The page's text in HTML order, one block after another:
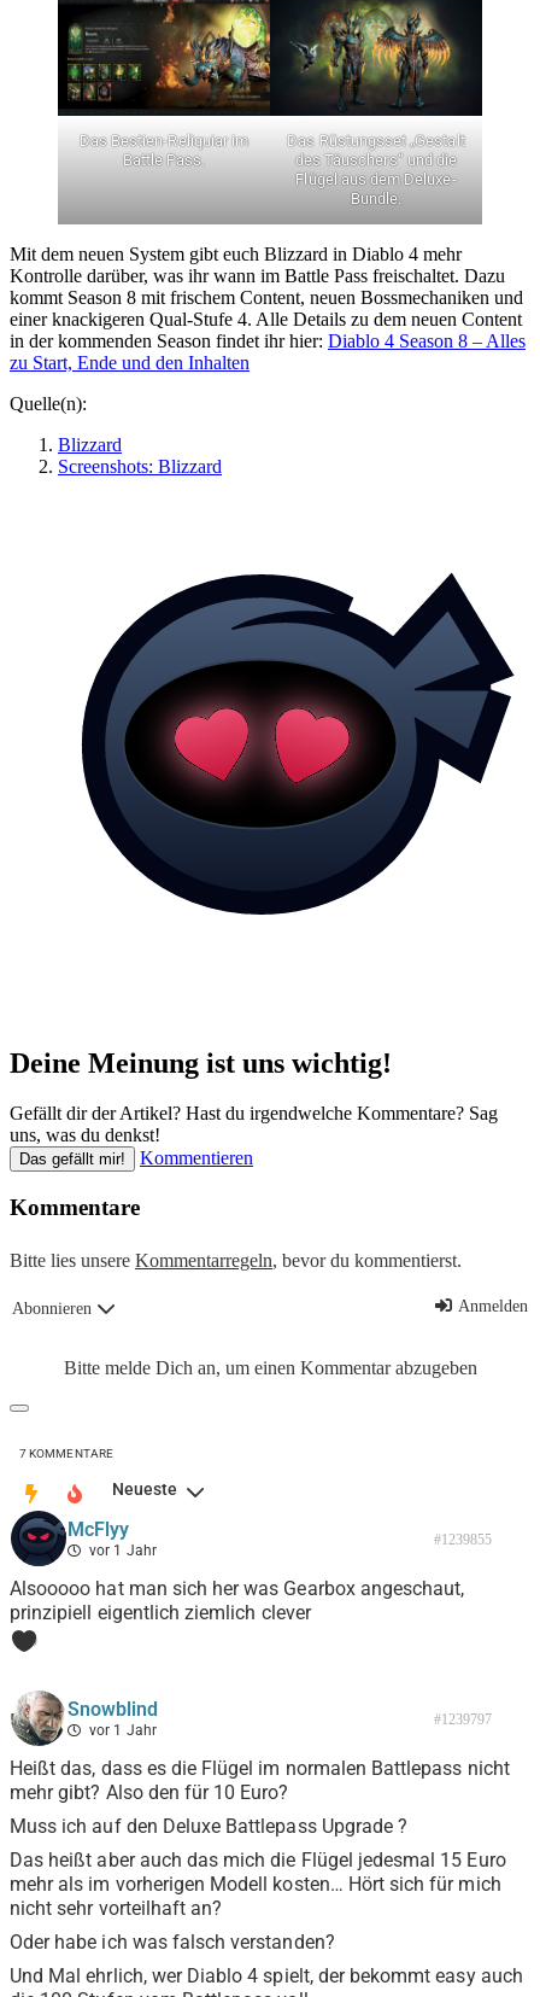
Das Bestien-Reliquiar im
Battle Pass.
Das Rüstungsset „Gestalt
des Täuschers“ und die
Flügel aus dem Deluxe-
Bundle.
Mit dem neuen System gibt euch Blizzard in Diablo 4 mehr
Kontrolle darüber, was ihr wann im Battle Pass freischaltet. Dazu
kommt Season 8 mit frischem Content, neuen Bossmechaniken und
einer knackigeren Qual-Stufe 4. Alle Details zu dem neuen Content
in der kommenden Season findet ihr hier: Diablo 4 Season 8 – Alles
zu Start, Ende und den Inhalten
Quelle(n):
Blizzard
Screenshots: Blizzard
Deine Meinung ist uns wichtig!
Gefällt dir der Artikel? Hast du irgendwelche Kommentare? Sag
uns, was du denkst!
Das gefällt mir! Kommentieren
Kommentare
Bitte lies unsere Kommentarregeln, bevor du kommentierst.
Abonnieren Anmelden
Bitte melde Dich an, um einen Kommentar abzugeben
7KOMMENTARE
Neueste
McFlyy
vor 1 Jahr
#1239855
Alsooooo hat man sich her was Gearbox angeschaut,
prinzipiell eigentlich ziemlich clever
0
Snowblind
vor 1 Jahr
#1239797
Heißt das, dass es die Flügel im normalen Battlepass nicht
mehr gibt? Also den für 10 Euro?
Muss ich auf den Deluxe Battlepass Upgrade ?
Das heißt aber auch das mich die Flügel jedesmal 15 Euro
mehr als im vorherigen Modell kosten… Hört sich für mich
nicht sehr vorteilhaft an?
Oder habe ich was falsch verstanden?
Und Mal ehrlich, wer Diablo 4 spielt, der bekommt easy auch